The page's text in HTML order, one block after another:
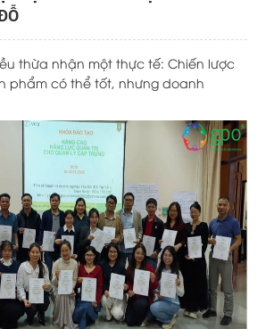
thừa nhận một thực tế: Chiến lược
phẩm có thể tốt, nhưng doanh
đào tạo bài bản về quản trị nhân
quản trị cấp cao. HR thường bị xem là
trong khi trên thực tế, nhân sự
của doanh nghiệp.